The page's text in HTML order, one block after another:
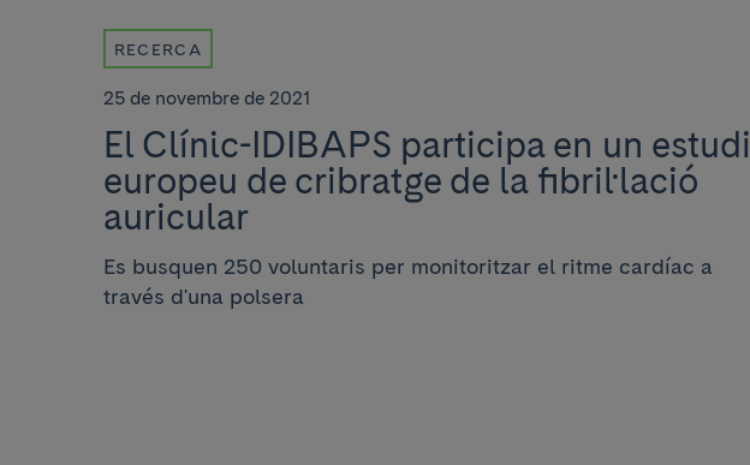
RECERCA
25 de novembre de 2021
El Clínic-IDIBAPS participa en un estudi
europeu de cribratge de la fibril·lació
auricular
Es busquen 250 voluntaris per monitoritzar el ritme cardíac a
través d'una polsera